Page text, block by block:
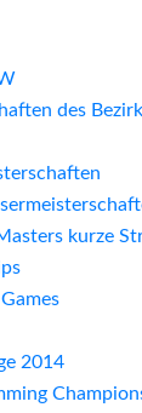
des
kurze
2014